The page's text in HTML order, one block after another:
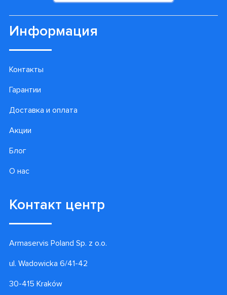
Информация
Контакты
Гарантии
Доставка и оплата
Акции
Блог
О нас
Контакт центр
Armaservis Poland Sp. z o.o.
ul. Wadowicka 6/41-42
30-415 Kraków